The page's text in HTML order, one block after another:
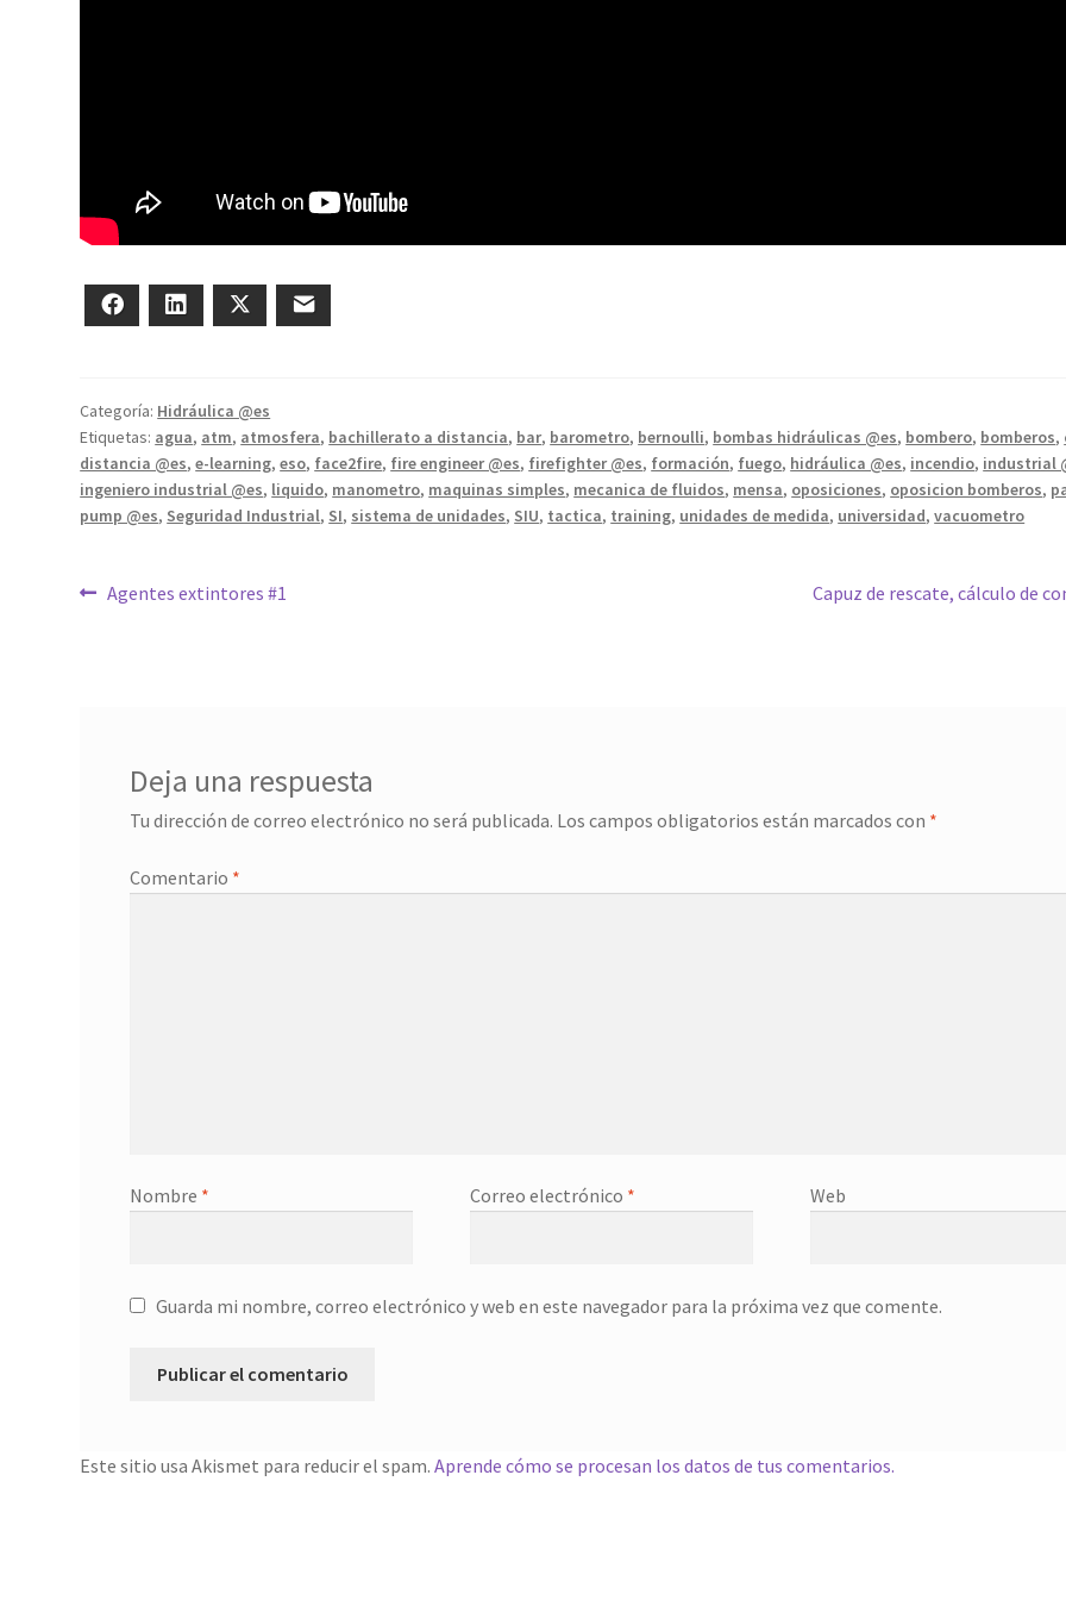
Facebook LinkedIn Twitter
Categoría: Hidráulica @es
Etiquetas: agua, atm, atmosfera, bachillerato a distancia, bar, barometro, bernoulli, bombas hidráulicas @es, bombero, bomberos,
distancia @es,e-learning,eso, face2fire, fire engineer @es, firefighter @es, formación, fuego, hidráulica @es, incendio, industrial
ingeniero industrial @es, liquido, manometro, maquinas simples, mecanica de fluidos, mensa, oposiciones, oposicion bomberos,
pump @es, Seguridad Industrial, SI, sistema de unidades, SIU, tactica, training, unidades de medida, universidad,vacuometro
Navegación
Anterior:
Agentes extintores #1 Siguiente:
Capuz de rescate, cálculo de
Deja una respuesta
Tu dirección de correo electrónico no será publicada. Los campos obligatorios están marcados con *
Comentario *
Nombre * Correo electrónico * Web
Guarda mi nombre, correo electrónico y web en este navegador para la próxima vez que comente.
Este sitio usa Akismet para reducir el spam.Aprende cómo se procesan los datos de tus comentarios.